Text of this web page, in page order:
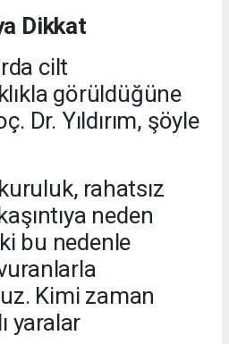
Dikkat
cilt
görüldüğüne
Dr. Yıldırım, şöyle
rahatsız
neden
bu nedenle
Kimi zaman
yaralar